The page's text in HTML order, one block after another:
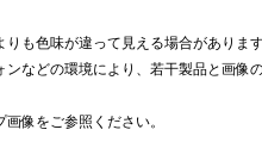
も色味が違って見える場合があります
ンなどの環境により、若干製品と画像
像をご参照ください。